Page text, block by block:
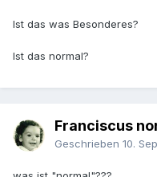
Ist das was Besonderes?
Ist das normal?
Franciscus
Geschrieben 10.